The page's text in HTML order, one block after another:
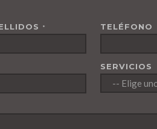
* TELÉFONO
SERVICIOS